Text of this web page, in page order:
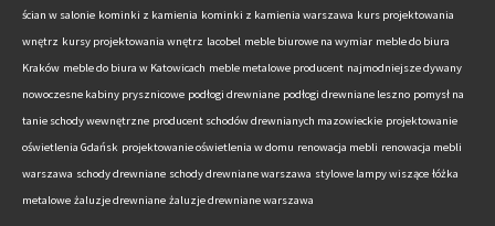
ścian w salonie kominki z kamienia kominki z kamienia warszawa kurs projektowania
wnętrz kursy projektowania wnętrz lacobel meble biurowe na wymiar meble do biura
Kraków meble do biura w Katowicach meble metalowe producent najmodniejsze dywany
nowoczesne kabiny prysznicowe podłogi drewniane podłogi drewniane leszno pomysł na
tanie schody wewnętrzne producent schodów drewnianych mazowieckie projektowanie
oświetlenia Gdańsk projektowanie oświetlenia w domu renowacja mebli renowacja mebli
warszawa schody drewniane schody drewniane warszawa stylowe lampy wiszące łóżka
metalowe żaluzje drewniane żaluzje drewniane warszawa